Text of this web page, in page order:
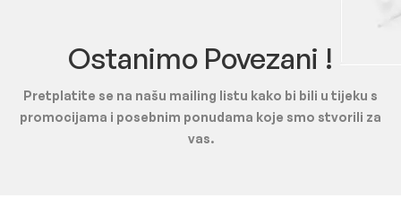
Ostanimo Povezani !
Pretplatite se na našu mailing listu kako bi bili u tijeku s
promocijama i posebnim ponudama koje smo stvorili za
vas.